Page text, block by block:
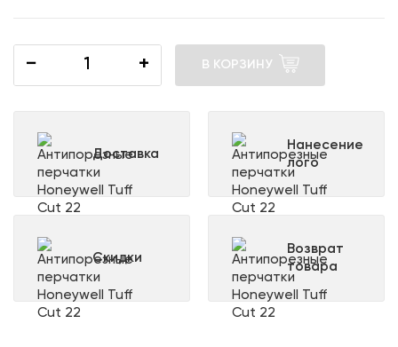
− + В КОРЗИНУ
Доставка
Нанесение
лого
Скидки
Возврат
товара